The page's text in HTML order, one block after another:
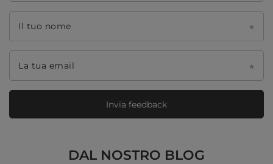
Il tuo nome
La tua email
Invia feedback
DAL NOSTRO BLOG